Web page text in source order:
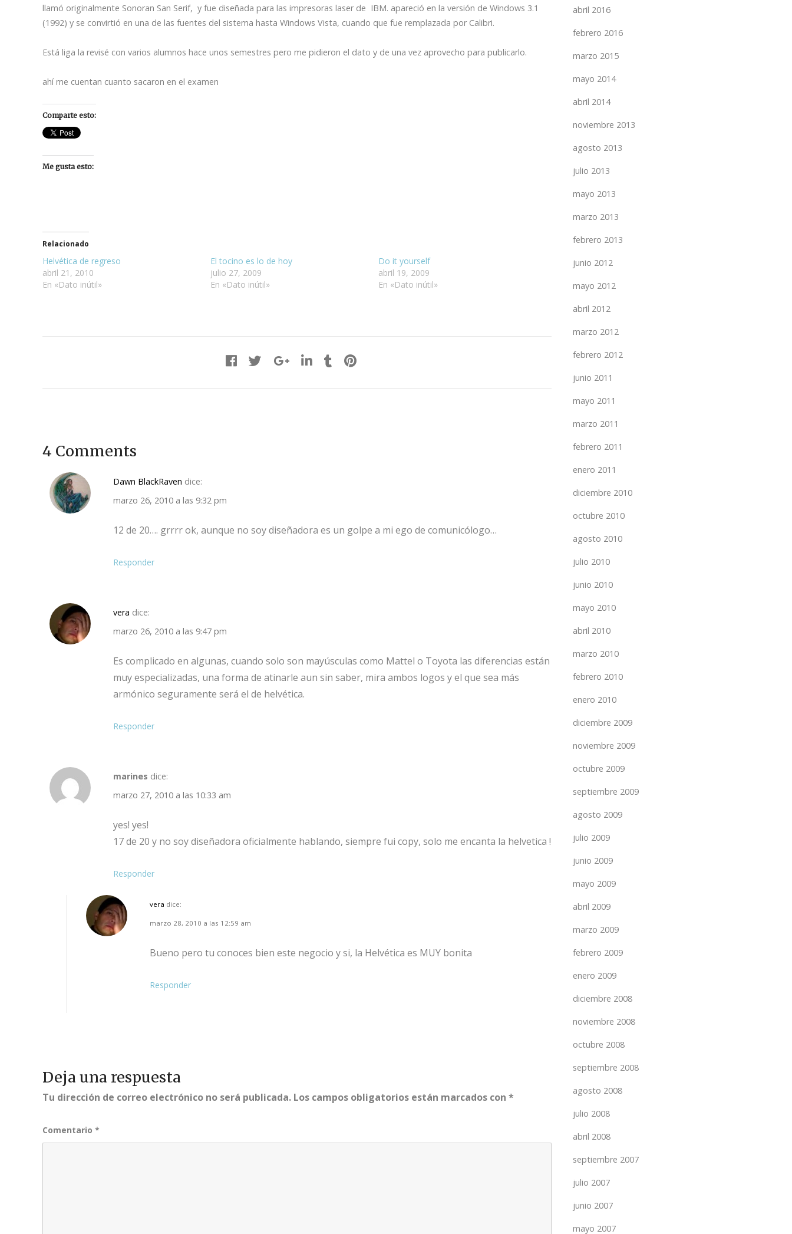
llamó originalmente Sonoran San Serif, y fue diseñada para las impresoras laser de IBM. apareció en la versión de Windows 3.1
(1992) y se convirtió en una de las fuentes del sistema hasta Windows Vista, cuando que fue remplazada por Calibri.
Está liga la revisé con varios alumnos hace unos semestres pero me pidieron el dato y de una vez aprovecho para publicarlo.
ahí me cuentan cuanto sacaron en el examen
Comparte esto:
Me gusta esto:
Relacionado
Helvética de regreso
abril 21, 2010
En «Dato inútil»
El tocino es lo de hoy
julio 27, 2009
En «Dato inútil»
Do it yourself
abril 19, 2009
En «Dato inútil»
4 Comments
Dawn BlackRaven dice:
marzo 26, 2010 a las 9:32 pm
12 de 20…. grrrr ok, aunque no soy diseñadora es un golpe a mi ego de comunicólogo…
Responder
vera dice:
marzo 26, 2010 a las 9:47 pm
Es complicado en algunas, cuando solo son mayúsculas como Mattel o Toyota las diferencias están
muy especializadas, una forma de atinarle aun sin saber, mira ambos logos y el que sea más
armónico seguramente será el de helvética.
Responder
marines dice:
marzo 27, 2010 a las 10:33 am
yes! yes!
17 de 20 y no soy diseñadora oficialmente hablando, siempre fui copy, solo me encanta la helvetica !
Responder
vera dice:
marzo 28, 2010 a las 12:59 am
Bueno pero tu conoces bien este negocio y si, la Helvética es MUY bonita
Responder
Deja una respuesta
Tu dirección de correo electrónico no será publicada. Los campos obligatorios están marcados con *
Comentario *
abril 2016
febrero 2016
marzo 2015
mayo 2014
abril 2014
noviembre 2013
agosto 2013
julio 2013
mayo 2013
marzo 2013
febrero 2013
junio 2012
mayo 2012
abril 2012
marzo 2012
febrero 2012
junio 2011
mayo 2011
marzo 2011
febrero 2011
enero 2011
diciembre 2010
octubre 2010
agosto 2010
julio 2010
junio 2010
mayo 2010
abril 2010
marzo 2010
febrero 2010
enero 2010
diciembre 2009
noviembre 2009
octubre 2009
septiembre 2009
agosto 2009
julio 2009
junio 2009
mayo 2009
abril 2009
marzo 2009
febrero 2009
enero 2009
diciembre 2008
noviembre 2008
octubre 2008
septiembre 2008
agosto 2008
julio 2008
abril 2008
septiembre 2007
julio 2007
junio 2007
mayo 2007